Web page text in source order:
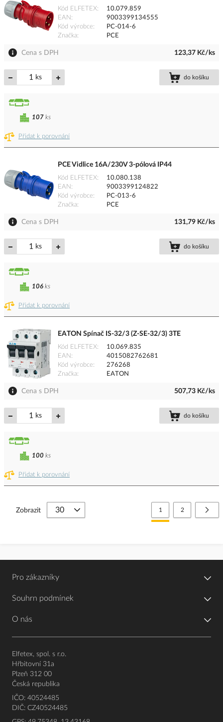
Kód ELFETEX
10.079.859
EAN
9003399134555
Kód výrobce
PC-014-6
Značka
PCE
Cena s DPH 123,37 Kč/ks
ks do košíku
Přidat k porovnání
107 ks
PCE Vidlice 16A/230V 3-pólová IP44
Kód ELFETEX
10.080.138
EAN
9003399124822
Kód výrobce
PC-013-6
Značka
PCE
Cena s DPH 131,79 Kč/ks
ks do košíku
Přidat k porovnání
106 ks
EATON Spínač IS-32/3 (Z-SE-32/3) 3TE
Kód ELFETEX
10.069.835
EAN
4015082762681
Kód výrobce
276268
Značka
EATON
Cena s DPH 507,73 Kč/ks
ks do košíku
Přidat k porovnání
100 ks
Stránka
Právě si prohlížíte
1 Stránka
2
Zobrazit
Pro zákazníky
Souhrn podmínek
O nás
Elfetex, spol. s r.o.
Hřbitovní 31a
Plzeň 312 00
Česká republika
IČO: 40524485
DIČ: CZ40524485